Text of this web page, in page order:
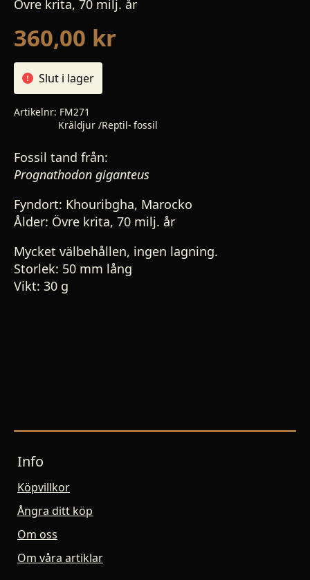
Övre krita, 70 milj. år
360,00 kr
Slut i lager
Artikelnr: FM271
Kräldjur /Reptil- fossil
Fossil tand från:
Prognathodon giganteus
Fyndort: Khouribgha, Marocko
Ålder: Övre krita, 70 milj. år
Mycket välbehållen, ingen lagning.
Storlek: 50 mm lång
Vikt: 30 g
Info
Köpvillkor
Ångra ditt köp
Om oss
Om våra artiklar